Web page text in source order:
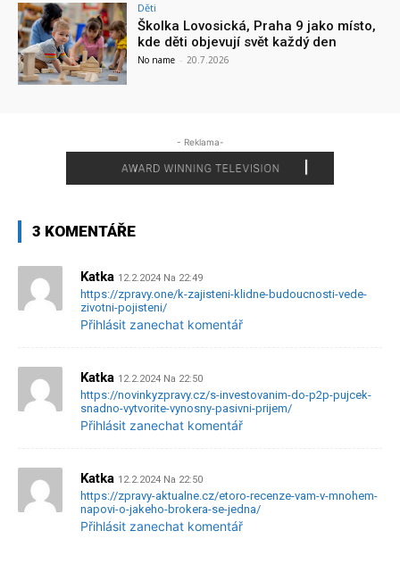
Děti
Školka Lovosická, Praha 9 jako místo,
kde děti objevují svět každý den
No name - 20.7.2026
- Reklama-
3 KOMENTÁŘE
Katka 12.2.2024 Na 22:49
https://zpravy.one/k-zajisteni-klidne-budoucnosti-vede-
zivotni-pojisteni/
Přihlásit zanechat komentář
Katka 12.2.2024 Na 22:50
https://novinkyzpravy.cz/s-investovanim-do-p2p-pujcek-
snadno-vytvorite-vynosny-pasivni-prijem/
Přihlásit zanechat komentář
Katka 12.2.2024 Na 22:50
https://zpravy-aktualne.cz/etoro-recenze-vam-v-mnohem-
napovi-o-jakeho-brokera-se-jedna/
Přihlásit zanechat komentář